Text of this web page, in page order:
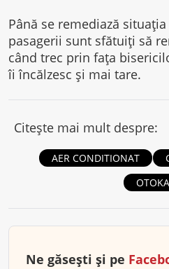
Până se remediază
pasagerii sunt sfătuiţi să
când trec prin faţa
îi încălzesc şi mai tare.
Citește mai mult despre:
AER CONDITIONAT
Ne găsești și pe